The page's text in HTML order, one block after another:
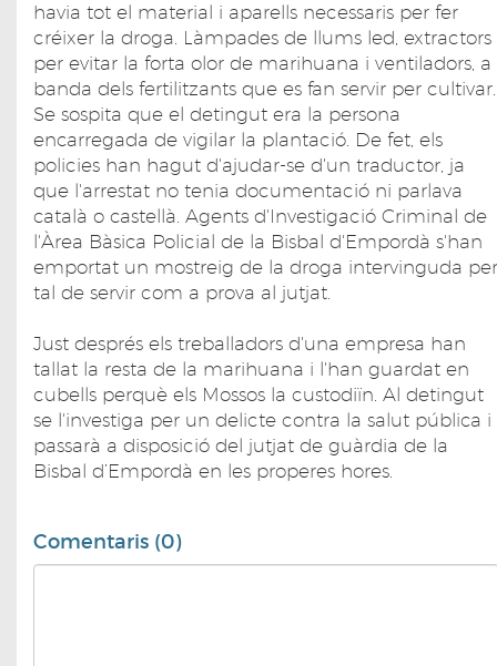
havia tot el material i aparells necessaris per fer
créixer la droga. Làmpades de llums led, extractors
per evitar la forta olor de marihuana i ventiladors, a
banda dels fertilitzants que es fan servir per cultivar.
Se sospita que el detingut era la persona
encarregada de vigilar la plantació. De fet, els
policies han hagut d'ajudar-se d'un traductor, ja
que l'arrestat no tenia documentació ni parlava
català o castellà. Agents d'Investigació Criminal de
l'Àrea Bàsica Policial de la Bisbal d'Empordà s'han
emportat un mostreig de la droga intervinguda per
tal de servir com a prova al jutjat.
Just després els treballadors d'una empresa han
tallat la resta de la marihuana i l'han guardat en
cubells perquè els Mossos la custodiïn. Al detingut
se l'investiga per un delicte contra la salut pública i
passarà a disposició del jutjat de guàrdia de la
Bisbal d’Empordà en les properes hores.
Comentaris (0)